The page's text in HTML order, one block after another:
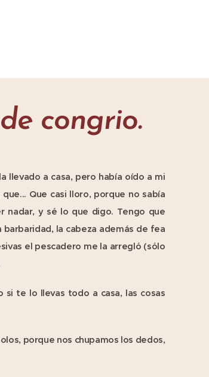
congrio.
llevado a casa, pero había oído a mi
Que casi lloro, porque no sabía
nadar, y sé lo que digo. Tengo que
la cabeza además de fea
el pescadero me la arregló (sólo
si te lo llevas todo a casa, las cosas
porque nos chupamos los dedos,